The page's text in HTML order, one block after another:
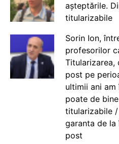
așteptările.
titularizabile
Sorin Ion,
profesorilor
Titularizarea,
post pe
ultimii ani
poate de
titularizabile
garanta de la
post